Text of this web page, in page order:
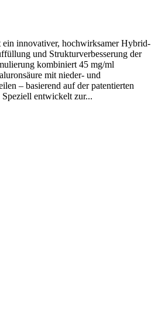
innovativer, hochwirksamer Hybrid-
und Strukturverbesserung der
kombiniert 45 mg/ml
mit nieder- und
– basierend auf der patentierten
entwickelt zur...